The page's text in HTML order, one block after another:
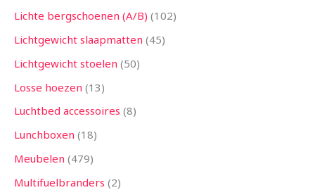
Lichte bergschoenen (A/B) 102
Lichtgewicht slaapmatten 45
Lichtgewicht stoelen 50
Losse hoezen 13
Luchtbed accessoires 8
Lunchboxen 18
Meubelen 479
Multifuelbranders 2